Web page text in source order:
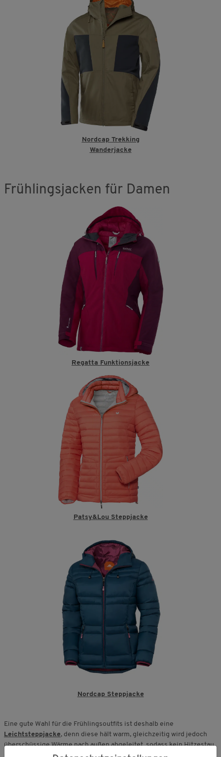
Nordcap Trekking
Wanderjacke
Frühlingsjacken für Damen
Regatta Funktionsjacke
Patsy&Lou Steppjacke
Nordcap Steppjacke
Eine gute Wahl für die Frühlingsoutfits ist deshalb eine
Leichtsteppjacke, denn diese hält warm, gleichzeitig wird jedoch
überschüssige Wärme nach außen abgeleitet, sodass kein Hitzestau
entsteht und man nicht ins Schwitzen gerät. Im Sortiment von